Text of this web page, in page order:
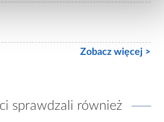
Zobacz więcej >
sprawdzali również